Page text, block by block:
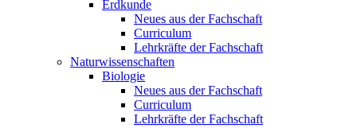
Erdkunde
Neues aus der Fachschaft
Curriculum
Lehrkräfte der Fachschaft
Naturwissenschaften
Biologie
Neues aus der Fachschaft
Curriculum
Lehrkräfte der Fachschaft